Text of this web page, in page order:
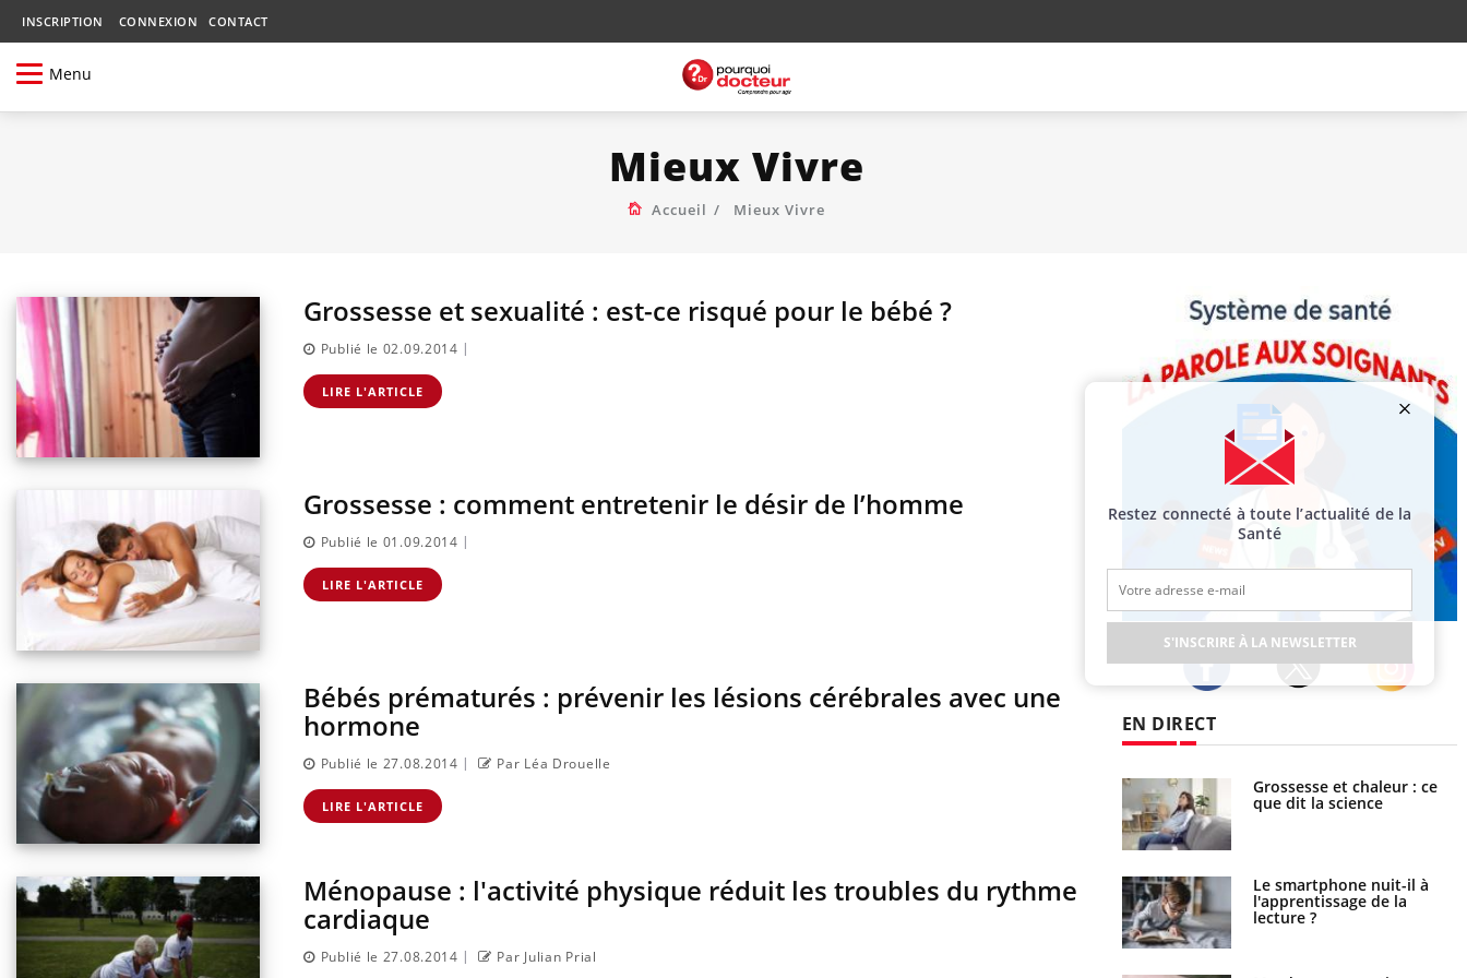
INSCRIPTION CONNEXION CONTACT
Menu
Mieux Vivre
Accueil Mieux Vivre
Grossesse et sexualité : est-ce risqué pour le bébé ?
Publié le 02.09.2014 |
LIRE L'ARTICLE
Grossesse : comment entretenir le désir de l’homme
Publié le 01.09.2014 |
LIRE L'ARTICLE
Bébés prématurés : prévenir les lésions cérébrales avec une
hormone
Publié le 27.08.2014 | Par Léa Drouelle
LIRE L'ARTICLE
Ménopause : l'activité physique réduit les troubles du rythme
cardiaque
Publié le 27.08.2014 | Par Julian Prial
EN DIRECT
Chikungunya, dengue,
West Nile : que se passe-t-
il dans le sud de la France ?
Les médicaments GLP-1
protègent-ils aussi les os ?
VIH : la fin du comprimé
tous les jours se profile-t-
Le Viagra pourrait-il freiner
la propagation du cancer ?
Grossesse et chaleur : ce
que dit la science
Le smartphone nuit-il à
l'apprentissage de la
lecture ?
Restez connecté à toute l’actualité de la
Santé
S'INSCRIRE À LA NEWSLETTER